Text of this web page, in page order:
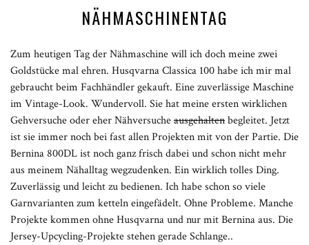
NÄHMASCHINENTAG
Zum heutigen Tag der Nähmaschine will ich doch meine zwei
Goldstücke mal ehren. Husqvarna Classica 100 habe ich mir mal
gebraucht beim Fachhändler gekauft. Eine zuverlässige Maschine
im Vintage-Look. Wundervoll. Sie hat meine ersten wirklichen
Gehversuche oder eher Nähversucheausgehaltenbegleitet. Jetzt
ist sie immer noch bei fast allen Projekten mit von der Partie. Die
Bernina 800DL ist noch ganz frisch dabei und schon nicht mehr
aus meinem Nähalltag wegzudenken. Ein wirklich tolles Ding.
Zuverlässig und leicht zu bedienen. Ich habe schon so viele
Garnvarianten zum ketteln eingefädelt. Ohne Probleme. Manche
Projekte kommen ohne Husqvarna und nur mit Bernina aus. Die
Jersey-Upcycling-Projekte stehen gerade Schlange..